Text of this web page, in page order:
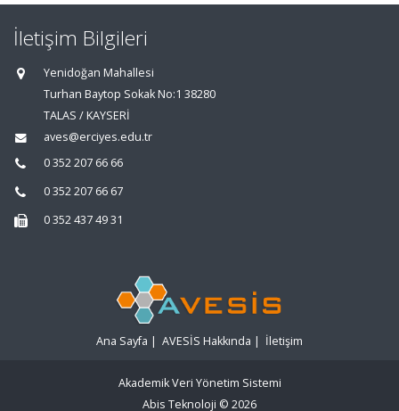
İletişim Bilgileri
Yenidoğan Mahallesi
Turhan Baytop Sokak No:1 38280
TALAS / KAYSERİ
aves@erciyes.edu.tr
0 352 207 66 66
0 352 207 66 67
0 352 437 49 31
Ana Sayfa | AVESİS Hakkında | İletişim
Akademik Veri Yönetim Sistemi
Abis Teknoloji © 2026